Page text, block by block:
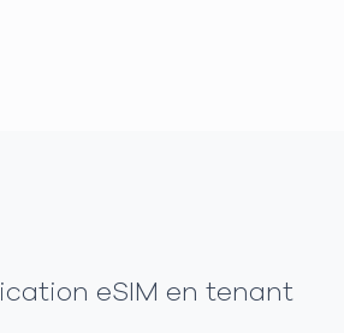
eSIM en tenant